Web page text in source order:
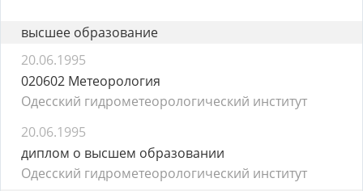
высшее образование
20.06.1995
020602 Метеорология
Одесский гидрометеорологический институт
20.06.1995
диплом о высшем образовании
Одесский гидрометеорологический институт